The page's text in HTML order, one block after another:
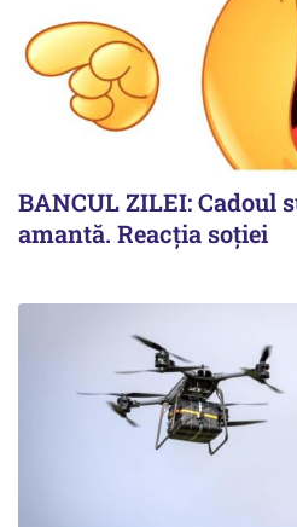
BANCUL ZILEI: Cadoul
amantă. Reacția soției